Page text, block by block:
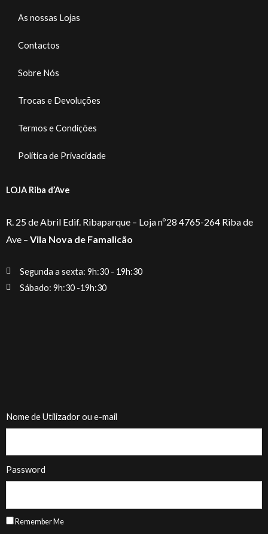
As nossas Lojas
Contactos
Sobre Nós
Trocas e Devoluções
Termos e Condições
Política de Privacidade
LOJA Riba d’Ave
R. 25 de Abril Edif. Ribaparque – Loja nº28 4765-264 Riba de
Ave – Vila Nova de Famalicão
Segunda a sexta: 9h:30 - 19h:30
Sábado: 9h:30 -19h:30
Nome de Utilizador ou e-mail
Password
Remember Me